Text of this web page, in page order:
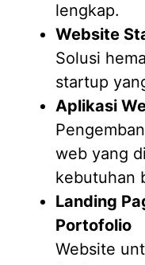
lengkap.
Website
Solusi
startup
Aplikasi
web yang
kebutuhan
Landing
Portofolio
Website